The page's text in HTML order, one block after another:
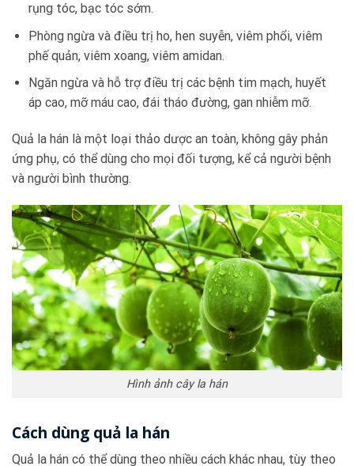
rụng tóc, bạc tóc sớm.
Phòng ngừa và điều trị ho, hen suyễn, viêm phổi, viêm
phế quản, viêm xoang, viêm amidan.
Ngăn ngừa và hỗ trợ điều trị các bệnh tim mạch, huyết
áp cao, mỡ máu cao, đái tháo đường, gan nhiễm mỡ.
Quả la hán là một loại thảo dược an toàn, không gây phản
ứng phụ, có thể dùng cho mọi đối tượng, kể cả người bệnh
và người bình thường.
Hình ảnh cây la hán
Cách dùng quả la hán
Quả la hán có thể dùng theo nhiều cách khác nhau, tùy theo